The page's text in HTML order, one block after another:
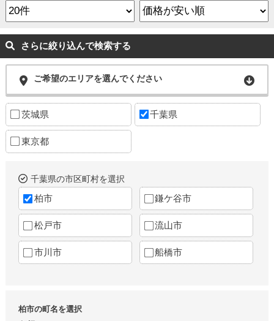
さらに絞り込んで検索する
ご希望のエリアを選んでください
茨城県 千葉県
東京都
千葉県の市区町村を選択
柏市 鎌ケ谷市
松戸市 流山市
市川市 船橋市
柏市の町名を選択